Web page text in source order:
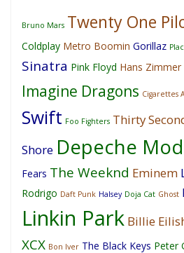
Bruno Mars Twenty One
Coldplay Metro Boomin Gorillaz
Sinatra Pink Floyd Hans Zimmer
Imagine Dragons Cigarettes
Swift Foo Fighters Thirty
Shore Depeche
Fears The Weeknd Eminem
Rodrigo Daft Punk Halsey Doja Cat Ghost
Linkin Park Billie
XCX Bon Iver The Black Keys Peter